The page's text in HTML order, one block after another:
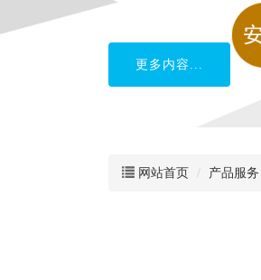
更多内容...
网站首页 产品服务